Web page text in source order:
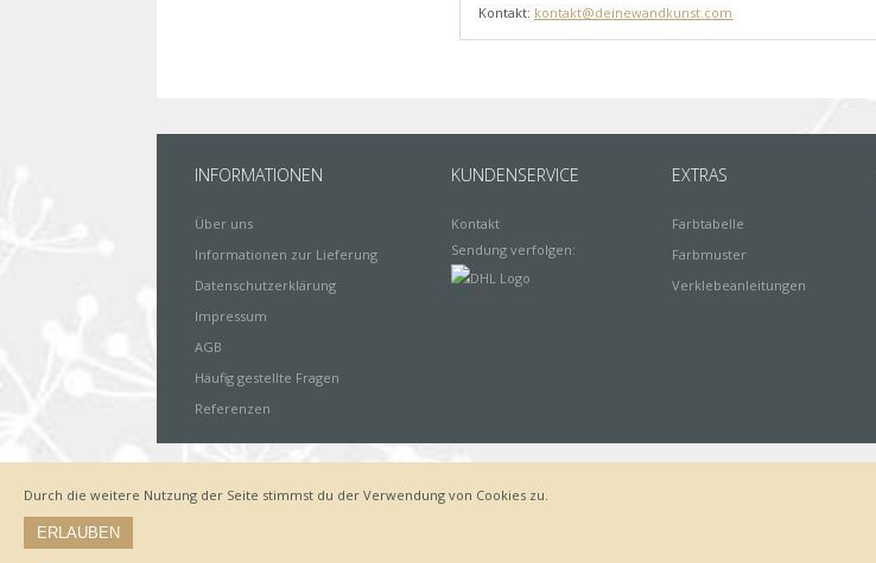
Kontakt: kontakt@deinewandkunst.com
INFORMATIONEN
Über uns
Informationen zur Lieferung
Datenschutzerklärung
Impressum
AGB
Häufig gestellte Fragen
Referenzen
KUNDENSERVICE
Kontakt
Sendung verfolgen:
EXTRAS
Farbtabelle
Farbmuster
Verklebeanleitungen
Durch die weitere Nutzung der Seite stimmst du der Verwendung von Cookies zu.
ERLAUBEN